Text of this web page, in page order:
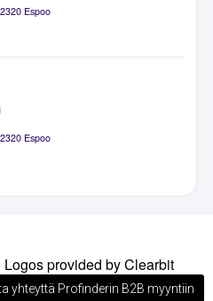
Espoo
Espoo
Logos provided by Clearbit
yhteyttä Profinderin B2B myyntiin